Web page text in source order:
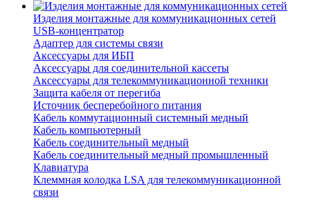
Изделия монтажные для коммуникационных сетей
USB-концентратор
Адаптер для системы связи
Аксессуары для ИБП
Аксессуары для соединительной кассеты
Аксессуары для телекоммуникационной техники
Защита кабеля от перегиба
Источник бесперебойного питания
Кабель коммутационный системный медный
Кабель компьютерный
Кабель соединительный медный
Кабель соединительный медный промышленный
Клавиатура
Клеммная колодка LSA для телекоммуникационной
связи